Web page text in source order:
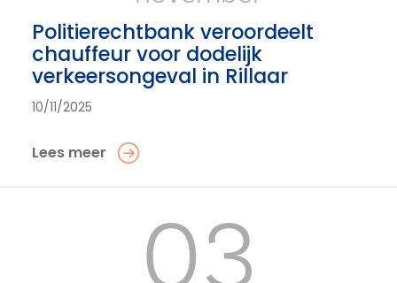
Politierechtbank veroordeelt
chauffeur voor dodelijk
verkeersongeval in Rillaar
10/11/2025
Lees meer